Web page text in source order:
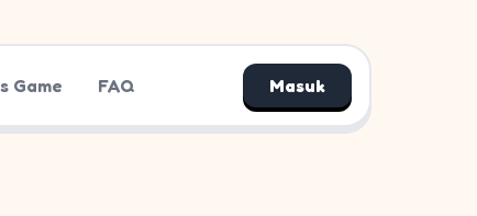
Game FAQ Masuk